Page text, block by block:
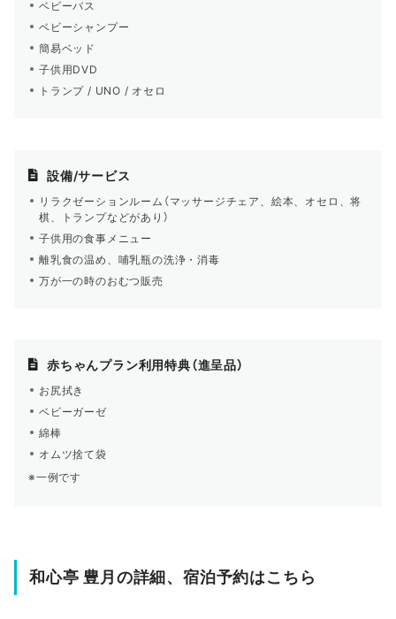
ベビーバス
ベビーシャンプー
簡易ベッド
子供用DVD
トランプ / UNO / オセロ
設備/サービス
リラクゼーションルーム（マッサージチェア、絵本、オセロ、将
棋、トランプなどがあり）
子供用の食事メニュー
離乳食の温め、哺乳瓶の洗浄・消毒
万が一の時のおむつ販売
赤ちゃんプラン利用特典（進呈品）
お尻拭き
ベビーガーゼ
綿棒
オムツ捨て袋
※一例です
和心亭 豊月の詳細、宿泊予約はこちら